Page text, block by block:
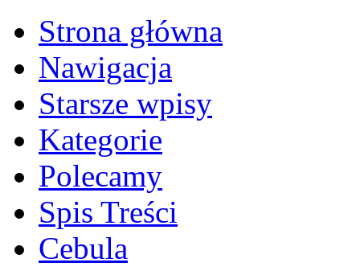
Strona główna
Nawigacja
Starsze wpisy
Kategorie
Polecamy
Spis Treści
Cebula